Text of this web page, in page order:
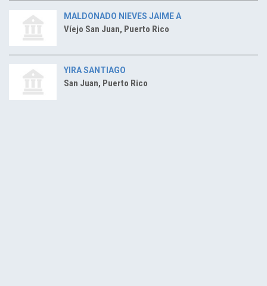
MALDONADO NIEVES JAIME A
Víejo San Juan, Puerto Rico
YIRA SANTIAGO
San Juan, Puerto Rico